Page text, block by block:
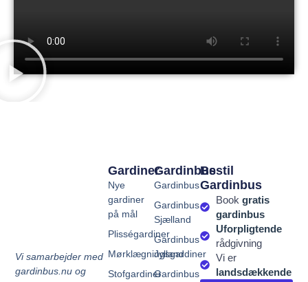
Vi samarbejder med
gardinbus.nu og
Gardinbus
Gardinbus
Gardinbus
Sjælland
Gardinbus
Jylland
Gardinbus
Gardiner
Nye
gardiner
på mål
Plisségardiner
Mørklægningsgardiner
Stofgardiner
Bestil
Gardinbus
Book gratis
gardinbus
Uforpligtende
rådgivning
Vi er
landsdækkende